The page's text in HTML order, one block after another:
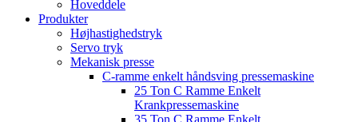
Hoveddele
Produkter
Højhastighedstryk
Servo tryk
Mekanisk presse
C-ramme enkelt håndsving pressemaskine
25 Ton C Ramme Enkelt
Krankpressemaskine
35 Ton C Ramme Enkelt